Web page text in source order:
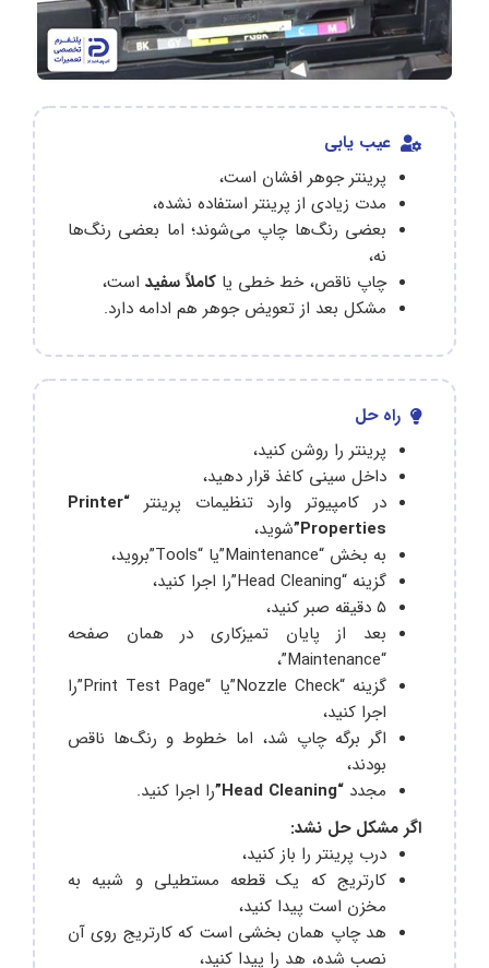
عیب یابی
پرینتر جوهر افشان است،
مدت زیادی از پرینتر استفاده نشده،
بعضی رنگ‌ها چاپ می‌شوند؛ اما بعضی رنگ‌ها
نه،
چاپ ناقص، خط خطی یا کاملاً سفید است،
مشکل بعد از تعویض جوهر هم ادامه دارد‌.
راه حل
پرینتر را روشن کنید،
داخل سینی کاغذ قرار دهید،
در کامپیوتر وارد تنظیمات پرینتر
“Printer
Properties” شوید،
به بخش “Maintenance”یا “Tools”بروید،
گزینه “Head Cleaning”را اجرا کنید،
۵ دقیقه صبر کنید،
بعد از پایان تمیزکاری در همان صفحه
“Maintenance”،
گزینه “Nozzle Check”یا “Print Test Page”را
اجرا کنید،
اگر برگه چاپ شد، اما خطوط و رنگ‌ها ناقص
بودند،
مجدد “Head Cleaning”
را اجرا کنید.
اگر مشکل حل نشد:
درب پرینتر را باز کنید،
کارتریج که یک قطعه مستطیلی و شبیه به
مخزن است پیدا کنید،
هد چاپ همان بخشی است که کارتریج روی آن
نصب شده، هد را پیدا کنید،